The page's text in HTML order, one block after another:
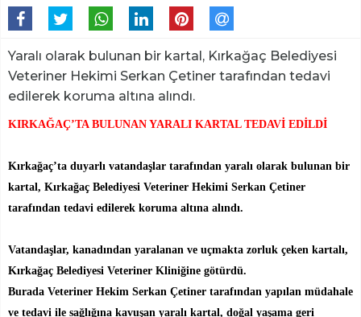
Yaralı olarak bulunan bir kartal, Kırkağaç Belediyesi
Veteriner Hekimi Serkan Çetiner tarafından tedavi
edilerek koruma altına alındı.
KIRKAĞAÇ’TA BULUNAN YARALI KARTAL TEDAVİ EDİLDİ
Kırkağaç’ta duyarlı vatandaşlar tarafından yaralı olarak bulunan bir
kartal, Kırkağaç Belediyesi Veteriner Hekimi Serkan Çetiner
tarafından tedavi edilerek koruma altına alındı.
Vatandaşlar, kanadından yaralanan ve uçmakta zorluk çeken kartalı,
Kırkağaç Belediyesi Veteriner Kliniğine götürdü.
Burada Veteriner Hekim Serkan Çetiner tarafından yapılan müdahale
ve tedavi ile sağlığına kavuşan yaralı kartal, doğal yaşama geri